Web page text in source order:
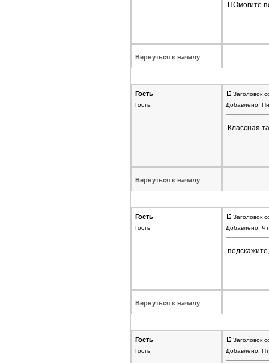
ПОмогите
Вернуться к началу
Гость
Гость
Заголовок
Добавлено:
Классная
Вернуться к началу
Гость
Гость
Заголовок
Добавлено:
Вернуться к началу
Гость
Гость
Заголовок
Добавлено: